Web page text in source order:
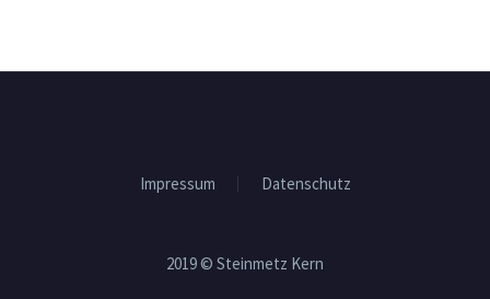
Impressum Datenschutz
2019 © Steinmetz Kern